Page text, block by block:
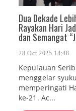
Dua Dekade
Rayakan Hari
dan Semangat
28 Oct 2025 14:48
Kepulauan
menggelar
memperingati
ke-21. Ac...